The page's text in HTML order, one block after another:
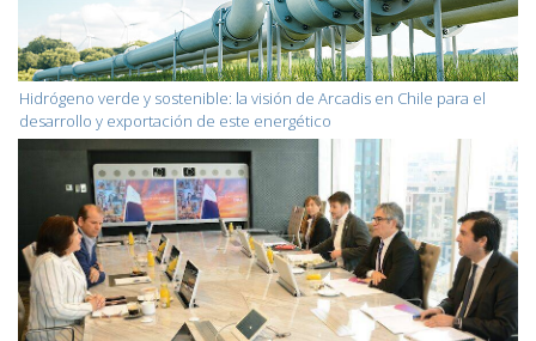
Hidrógeno verde y sostenible: la visión de Arcadis en Chile para el
desarrollo y exportación de este energético